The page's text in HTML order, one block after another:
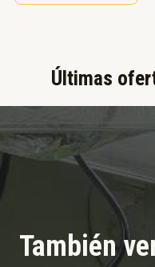
Últimas
También